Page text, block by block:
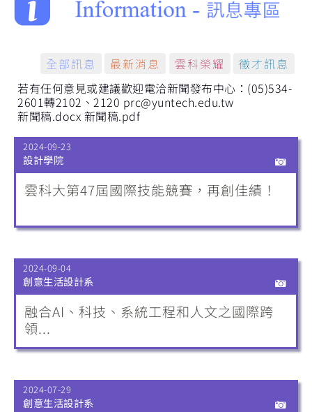
全部訊息 最新消息 雲科榮耀
徵才訊息
若有任何意見或建議歡迎電洽新聞發布中心：(05)534-
2601轉2102、2120 prc@yuntech.edu.tw
新聞稿.docx 新聞稿.pdf
2024-09-23
設計學院
雲科大第47屆國際技能競賽，再創佳績！
2024-09-04
創意生活設計系
融合AI、科技、系統工程和人文之國際跨
領...
2024-07-29
創意生活設計系